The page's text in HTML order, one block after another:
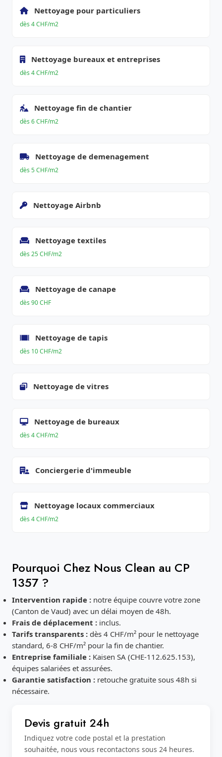
Nettoyage pour particuliers
dès 4 CHF/m2
Nettoyage bureaux et entreprises
dès 4 CHF/m2
Nettoyage fin de chantier
dès 6 CHF/m2
Nettoyage de demenagement
dès 5 CHF/m2
Nettoyage Airbnb
Nettoyage textiles
dès 25 CHF/m2
Nettoyage de canape
dès 90 CHF
Nettoyage de tapis
dès 10 CHF/m2
Nettoyage de vitres
Nettoyage de bureaux
dès 4 CHF/m2
Conciergerie d'immeuble
Nettoyage locaux commerciaux
dès 4 CHF/m2
Pourquoi Chez Nous Clean au CP
1357 ?
Intervention rapide :notre équipe couvre votre zone
(Canton de Vaud) avec un délai moyen de 48h.
Frais de déplacement :inclus.
Tarifs transparents :dès 4 CHF/m² pour le nettoyage
standard, 6-8 CHF/m² pour la fin de chantier.
Entreprise familiale :Kaisen SA (CHE-112.625.153),
équipes salariées et assurées.
Garantie satisfaction :retouche gratuite sous 48h si
nécessaire.
Devis gratuit 24h
Indiquez votre code postal et la prestation
souhaitée, nous vous recontactons sous 24 heures.